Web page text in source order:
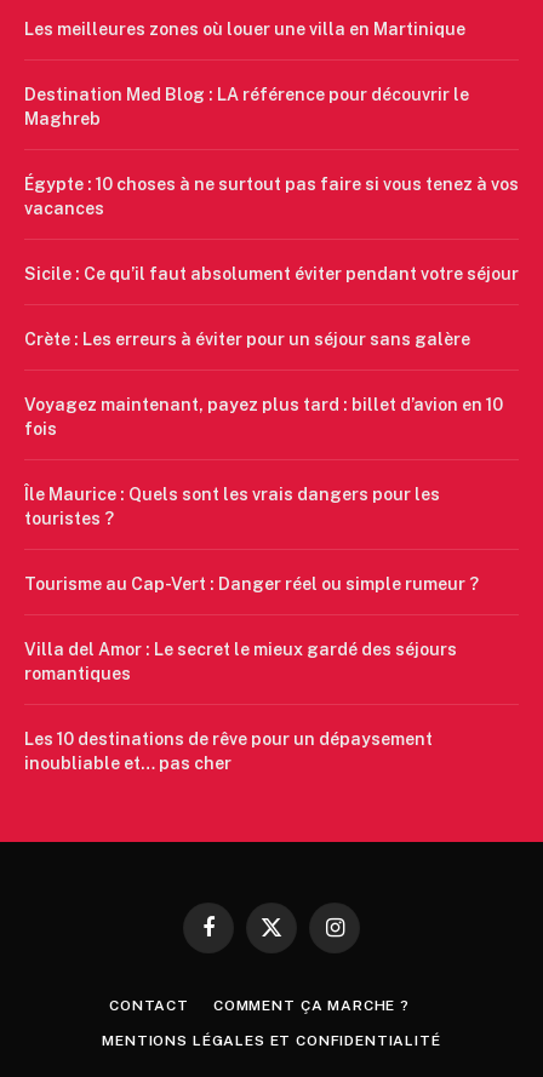
Les meilleures zones où louer une villa en Martinique
Destination Med Blog : LA référence pour découvrir le
Maghreb
Égypte : 10 choses à ne surtout pas faire si vous tenez à vos
vacances
Sicile : Ce qu’il faut absolument éviter pendant votre séjour
Crète : Les erreurs à éviter pour un séjour sans galère
Voyagez maintenant, payez plus tard : billet d’avion en 10
fois
Île Maurice : Quels sont les vrais dangers pour les
touristes ?
Tourisme au Cap-Vert : Danger réel ou simple rumeur ?
Villa del Amor : Le secret le mieux gardé des séjours
romantiques
Les 10 destinations de rêve pour un dépaysement
inoubliable et… pas cher
Facebook
X
Instagram
CONTACT COMMENT ÇA MARCHE ?
MENTIONS LÉGALES ET CONFIDENTIALITÉ